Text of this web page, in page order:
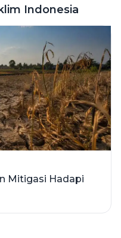
Indonesia
Mitigasi Hadapi